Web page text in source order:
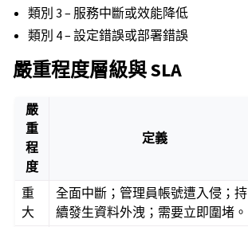
類別 3 – 服務中斷或效能降低
類別 4 – 設定錯誤或部署錯誤
嚴重程度層級與 SLA
嚴
重
程
度
定義
重
大
全面中斷；管理員帳號遭入侵；持
續發生資料外洩；需要立即圍堵。